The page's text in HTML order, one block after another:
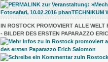
IN ROSTOCK PROMOVIERT ALLE WELT
- BILDER DES ERSTEN PAPARAZZO